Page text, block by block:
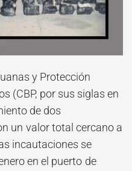
y Protección
(CBP, por sus siglas en
de dos
un valor total cercano a
incautaciones se
en el puerto de